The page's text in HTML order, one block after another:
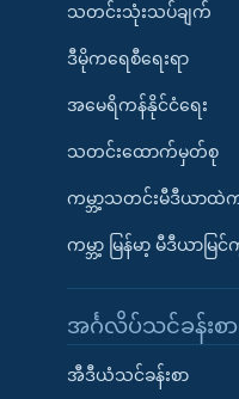
သတင်းသုံးသပ်ချက်
ဒီမိုကရေစီရေးရာ
အမေရိကန်နိုင်ငံရေး
သတင်းထောက်မှတ်စု
ကမ္ဘာ့သတင်းမီဒီယာထဲ
ကမ္ဘာ့ မြန်မာ့ မီဒီယာမြ
အင်္ဂလိပ်သင်ခန်းစာ
အီဒီယံသင်ခန်းစာ